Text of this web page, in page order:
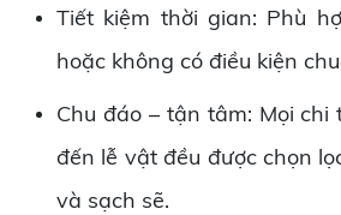
Tiết kiệm thời gian: Phù
hoặc không có điều kiện
Chu đáo – tận tâm: Mọi
đến lễ vật đều được chọn
và sạch sẽ.